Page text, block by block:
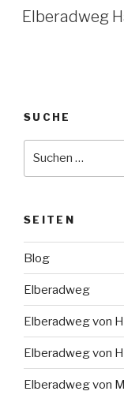
Elberadweg
SUCHE
SEITEN
Blog
Elberadweg
Elberadweg von
Elberadweg von
Elberadweg von